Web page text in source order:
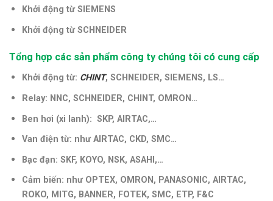
Khởi động từ SIEMENS
Khởi động từ SCHNEIDER
Tổng hợp các sản phẩm công ty chúng tôi có cung cấp
Khởi động từ: CHINT, SCHNEIDER, SIEMENS, LS…
Relay: NNC, SCHNEIDER, CHINT, OMRON…
Ben hơi (xi lanh): SKP, AIRTAC,…
Van điện từ: như AIRTAC, CKD, SMC…
Bạc đạn: SKF, KOYO, NSK, ASAHI,…
Cảm biến: như OPTEX, OMRON, PANASONIC, AIRTAC,
ROKO, MITG, BANNER, FOTEK, SMC, ETP, F&C